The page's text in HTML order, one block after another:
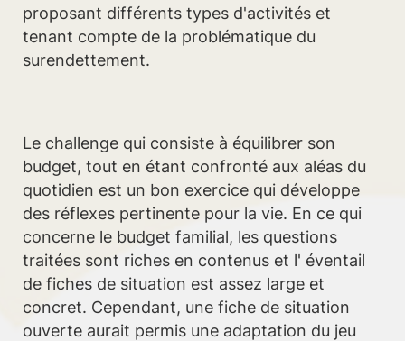
proposant différents types d'activités et
tenant compte de la problématique du
surendettement.
Le challenge qui consiste à équilibrer son
budget, tout en étant confronté aux aléas du
quotidien est un bon exercice qui développe
des réflexes pertinente pour la vie. En ce qui
concerne le budget familial, les questions
traitées sont riches en contenus et l' éventail
de fiches de situation est assez large et
concret. Cependant, une fiche de situation
ouverte aurait permis une adaptation du jeu